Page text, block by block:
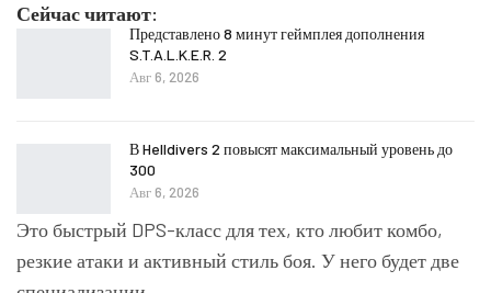
Сейчас читают:
Представлено 8 минут геймплея дополнения
S.T.A.L.K.E.R. 2
Авг 6, 2026
В Helldivers 2 повысят максимальный уровень до
300
Авг 6, 2026
Это быстрый DPS-класс для тех, кто любит комбо,
резкие атаки и активный стиль боя. У него будет две